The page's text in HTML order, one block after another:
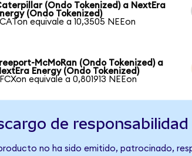
(Ondo Tokenized) a NextEra
(Ondo Tokenized)
CATon equivale a 10,3505 NEEon
McMoRan (Ondo Tokenized) a
Energy (Ondo Tokenized)
FCXon equivale a 0,801913 NEEon
de responsabilidad
no ha sido emitido, patrocinado,